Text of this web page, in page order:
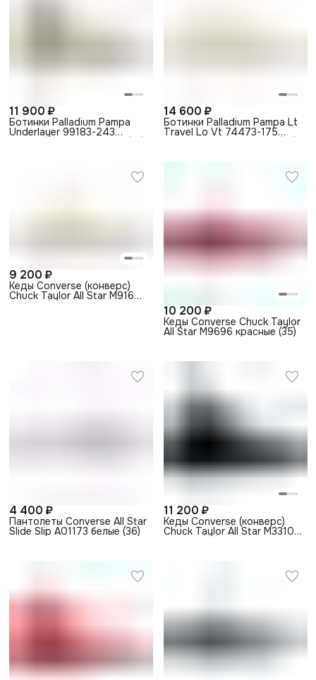
11 900 ₽
Ботинки Palladium Pampa
Underlayer 99183-243
14 600 ₽
Ботинки Palladium Pampa Lt
Travel Lo Vt 74473-175
9 200 ₽
Кеды Converse (конверс)
Chuck Taylor All Star M9165
10 200 ₽
Кеды Converse Chuck Taylor
All Star M9696 красные (35)
4 400 ₽
Пантолеты Converse All Star
Slide Slip A01173 белые (36)
11 200 ₽
Кеды Converse (конверс)
Chuck Taylor All Star M3310